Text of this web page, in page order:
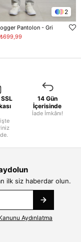
2
Pantolon - Gri
₺699,99
14 Gün
İçerisinde
İade İmkânı!
ilk siz haberdar olun.
Aydınlatma